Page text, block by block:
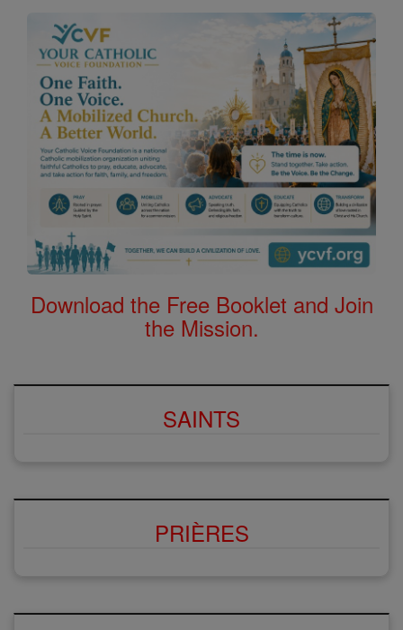
Download the Free Booklet and Join
the Mission.
SAINTS
PRIÈRES